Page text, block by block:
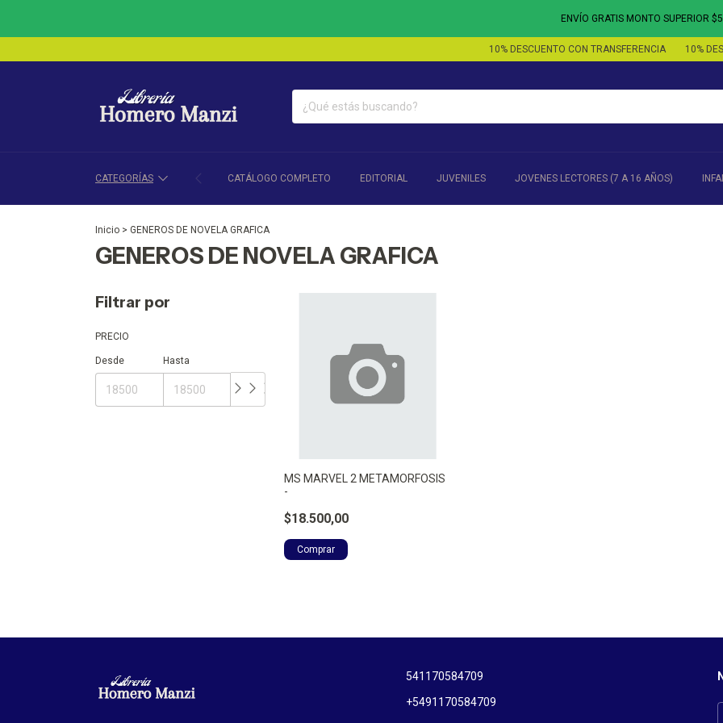
ENVÍO GRATIS MONTO SUPERIOR
10% DESCUENTO CON TRANSFERENCIA 10%
CATEGORÍAS CATÁLOGO COMPLETO EDITORIAL JUVENILES JOVENES LECTORES (7 A 16 AÑOS)
Inicio > GENEROS DE NOVELA GRAFICA
GENEROS DE NOVELA GRAFICA
Filtrar por
PRECIO
Desde Hasta
MS MARVEL 2 METAMORFOSIS
-
$18.500,00
541170584709
+5491170584709